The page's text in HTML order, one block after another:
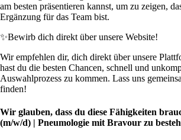
am besten präsentieren kannst, um zu zeigen,
Ergänzung für das Team bist.
✨Bewirb dich direkt über unsere Website!
Wir empfehlen dir, dich direkt über unsere
hast du die besten Chancen, schnell und
Auswahlprozess zu kommen. Lass uns
finden!
Wir glauben, dass du diese Fähigkeiten
(m/w/d) | Pneumologie mit Bravour zu